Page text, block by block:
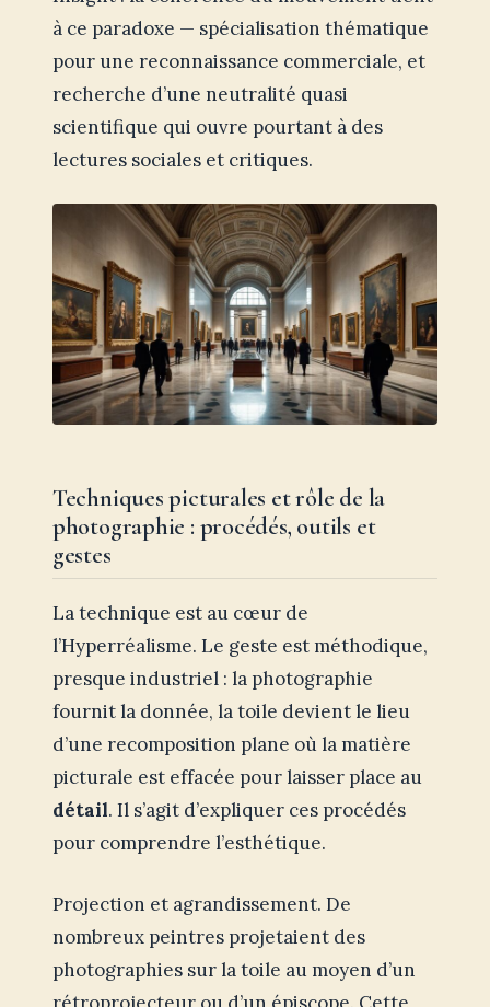
à ce paradoxe — spécialisation thématique
pour une reconnaissance commerciale, et
recherche d’une neutralité quasi
scientifique qui ouvre pourtant à des
lectures sociales et critiques.
Techniques picturales et rôle de la
photographie : procédés, outils et
gestes
La technique est au cœur de
l’Hyperréalisme. Le geste est méthodique,
presque industriel : la photographie
fournit la donnée, la toile devient le lieu
d’une recomposition plane où la matière
picturale est effacée pour laisser place au
détail. Il s’agit d’expliquer ces procédés
pour comprendre l’esthétique.
Projection et agrandissement. De
nombreux peintres projetaient des
photographies sur la toile au moyen d’un